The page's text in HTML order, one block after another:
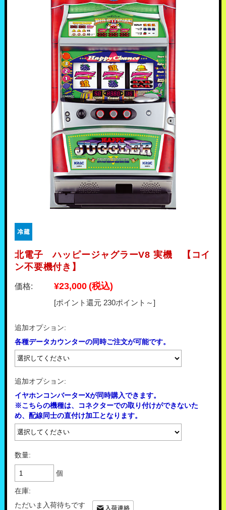
北電子 ハッピージャグラーV8 実機 【コイ
ン不要機付き】
価格: ¥23,000(税込)
[ポイント還元 230ポイント～]
追加オプション:
各種データカウンターの同時ご注文が可能です。
追加オプション:
イヤホンコンバーターXが同時購入できます。
※こちらの機種は、コネクターでの取り付けができないた
め、配線同士の直付け加工となります。
数量:
個
在庫:
ただいま入荷待ちです